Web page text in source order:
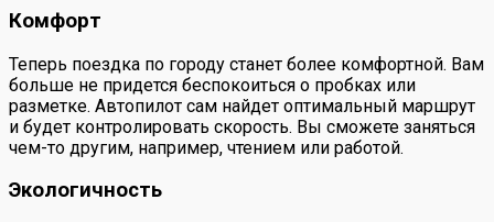
Комфорт
Теперь поездка по городу станет более комфортной. Вам
больше не придется беспокоиться о пробках или
разметке. Автопилот сам найдет оптимальный маршрут
и будет контролировать скорость. Вы сможете заняться
чем-то другим, например, чтением или работой.
Экологичность